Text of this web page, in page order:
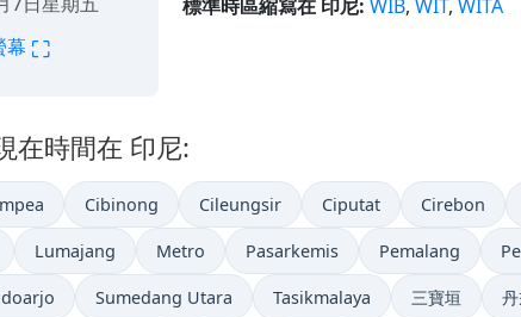
幕 ⛶
標準時區縮寫在 印尼: WIB, WIT, WITA
在時間在 印尼:
Cibinong Cileungsir Ciputat Cirebon
Lumajang Metro Pasarkemis Pemalang
Sumedang Utara Tasikmalaya 三寶垣